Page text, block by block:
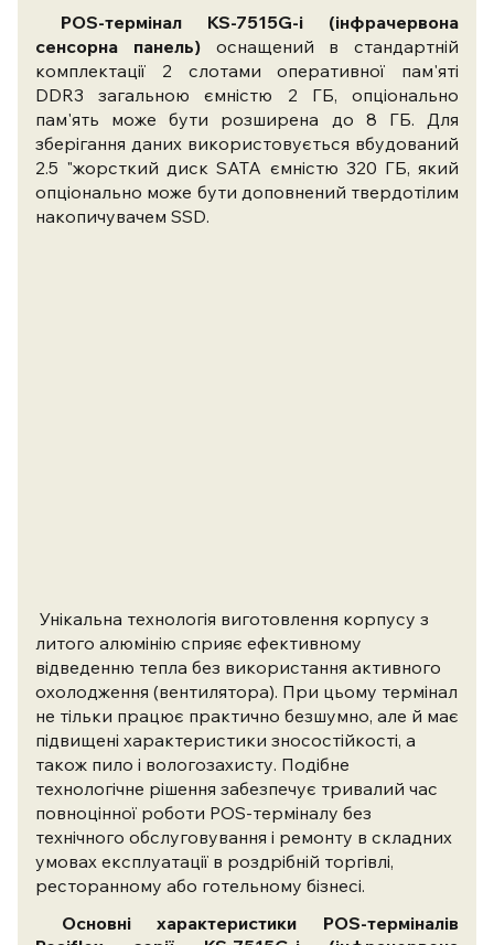
POS-термінал KS-7515G-i (інфрачервона
сенсорна панель)оснащений в стандартній
комплектації 2 слотами оперативної пам'яті
DDR3 загальною ємністю 2 ГБ, опціонально
пам'ять може бути розширена до 8 ГБ. Для
зберігання даних використовується вбудований
2.5 "жорсткий диск SATA ємністю 320 ГБ, який
опціонально може бути доповнений твердотілим
накопичувачем SSD.
Унікальна технологія виготовлення корпусу з
литого алюмінію сприяє ефективному
відведенню тепла без використання активного
охолодження (вентилятора). При цьому термінал
не тільки працює практично безшумно, але й має
підвищені характеристики зносостійкості, а
також пило і вологозахисту. Подібне
технологічне рішення забезпечує тривалий час
повноцінної роботи POS-терміналу без
технічного обслуговування і ремонту в складних
умовах експлуатації в роздрібній торгівлі,
ресторанному або готельному бізнесі.
Основні характеристики POS-терміналів